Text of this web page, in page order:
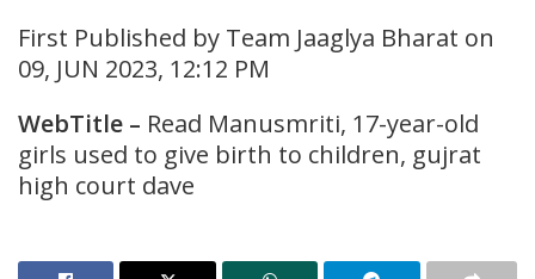
First Published by Team Jaaglya Bharat on
09, JUN 2023, 12:12 PM
WebTitle – Read Manusmriti, 17-year-old
girls used to give birth to children, gujrat
high court dave